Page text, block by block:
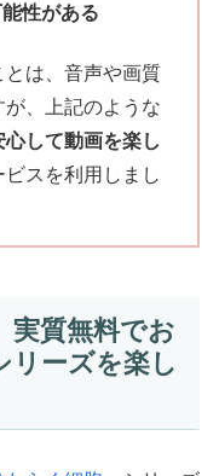
性がある
は、音声や画質
、上記のような
心して動画を楽し
スを利用しまし
実質無料でお
リーズを楽し